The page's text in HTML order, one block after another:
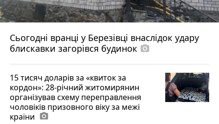
Сьогодні вранці у Березівці внаслідок удару
блискавки загорівся будинок photo_camera
15 тисяч доларів за «квиток за
кордон»: 28-річний житомирянин
організував схему переправлення
чоловіків призовного віку за межі
країни photo_camera